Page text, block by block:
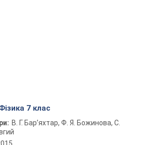
7 клас
В. Г. Бар’яхтар, Ф. Я. Божинова, С.